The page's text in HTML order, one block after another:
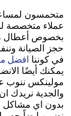
متحمسون
عملاء متخصصة
بخصوص أعطال
حجز الصيانة
في كوننا افضل
يمكنك أيضًا
مولينكس ننوب
والجدية نريدك